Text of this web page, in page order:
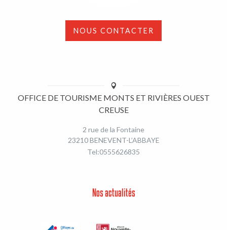
NOUS CONTACTER
OFFICE DE TOURISME MONTS ET RIVIÈRES OUEST
CREUSE
2 rue de la Fontaine
23210 BENEVENT-L’ABBAYE
Tel:0555626835
Nos actualités